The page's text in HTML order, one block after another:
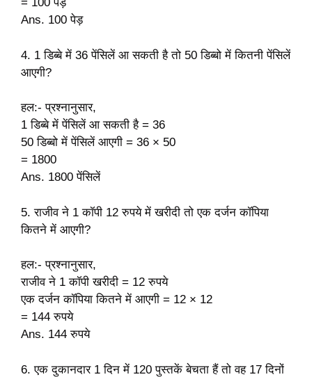
Ans. 100 पेड़
4. 1 डिब्बे में 36 पेंसिलें आ सकती है तो 50 डिब्बो में कितनी पेंसिलें
आएगी?
हल:- प्रश्नानुसार,
1 डिब्बे में पेंसिलें आ सकती है = 36
50 डिब्बो में पेंसिलें आएगी = 36 × 50
= 1800
Ans. 1800 पेंसिलें
5. राजीव ने 1 कॉपी 12 रुपये में खरीदी तो एक दर्जन कॉपिया
कितने में आएगी?
हल:- प्रश्नानुसार,
राजीव ने 1 कॉपी खरीदी = 12 रुपये
एक दर्जन कॉपिया कितने में आएगी = 12 × 12
= 144 रुपये
Ans. 144 रुपये
6. एक दुकानदार 1 दिन में 120 पुस्तकें बेचता हैं तो वह 17 दिनों